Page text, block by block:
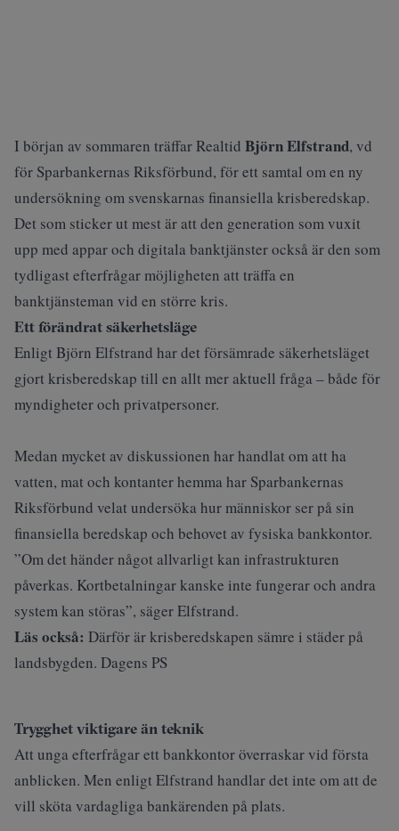
I början av sommaren träffar Realtid Björn Elfstrand, vd
för Sparbankernas Riksförbund, för ett samtal om en ny
undersökning om svenskarnas finansiella krisberedskap.
Det som sticker ut mest är att den generation som vuxit
upp med appar och digitala banktjänster också är den som
tydligast efterfrågar möjligheten att träffa en
banktjänsteman vid en större kris.
Ett förändrat säkerhetsläge
Enligt Björn Elfstrand har det försämrade säkerhetsläget
gjort krisberedskap till en allt mer aktuell fråga – både för
myndigheter och privatpersoner.
Medan mycket av diskussionen har handlat om att ha
vatten, mat och kontanter hemma har Sparbankernas
Riksförbund velat undersöka hur människor ser på sin
finansiella beredskap och behovet av fysiska bankkontor.
”Om det händer något allvarligt kan infrastrukturen
påverkas. Kortbetalningar kanske inte fungerar och andra
system kan störas”, säger Elfstrand.
Läs också: Därför är krisberedskapen sämre i städer på
landsbygden. Dagens PS
Trygghet viktigare än teknik
Att unga efterfrågar ett bankkontor överraskar vid första
anblicken. Men enligt Elfstrand handlar det inte om att de
vill sköta vardagliga bankärenden på plats.